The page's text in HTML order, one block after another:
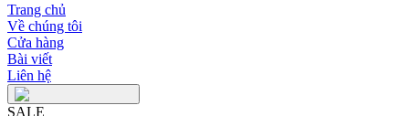
Trang chủ
Về chúng tôi
Cửa hàng
Bài viết
Liên hệ
SALE